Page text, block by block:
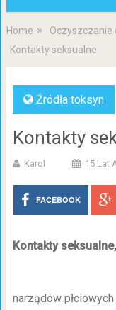
Home Oczyszczanie
Kontakty seksualne
Źródła toksyn
Kontakty
Karol 15 Lat
FACEBOOK
Kontakty
narządów